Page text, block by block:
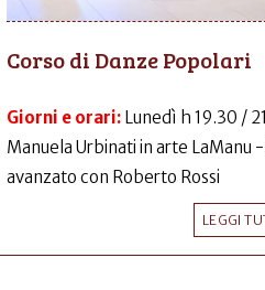
Corso di Danze Popolari
Giorni e orari: Lunedì h 19.30 /
Manuela Urbinati in arte LaManu
avanzato con Roberto Rossi
LEGGI